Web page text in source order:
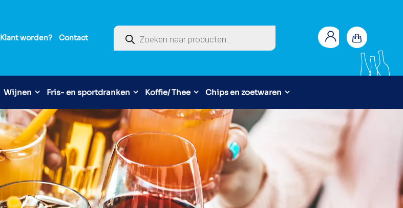
Klant worden? Contact
Producten zoeken
Wijnen Fris- en sportdranken Koffie/ Thee Chips en zoetwaren